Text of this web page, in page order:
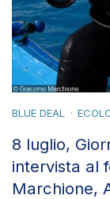
BLUE DEAL
8 luglio,
intervista al
Marchione,